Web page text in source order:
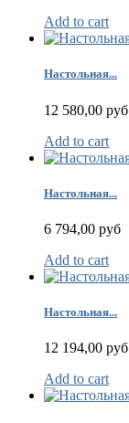
Add to cart
Настольная...
12 580,00 руб
Add to cart
Настольная...
6 794,00 руб
Add to cart
Настольная...
12 194,00 руб
Add to cart